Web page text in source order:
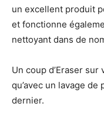
un excellent produit
et fonctionne
nettoyant dans de
Un coup d’Eraser
qu’avec un lavage
dernier.